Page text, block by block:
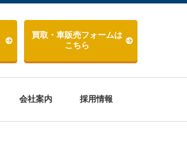
買取・車販売フォームは
こちら
会社案内 採用情報